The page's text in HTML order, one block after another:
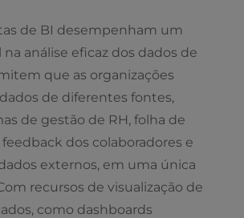
de BI desempenham um
análise eficaz dos dados de
que as organizações
de diferentes fontes,
de gestão de RH, folha de
dos colaboradores e
externos, em uma única
recursos de visualização de
como dashboards